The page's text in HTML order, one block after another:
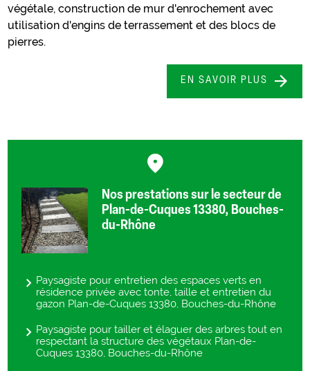
végétale, construction de mur d'enrochement avec
utilisation d'engins de terrassement et des blocs de
pierres.
EN SAVOIR PLUS
Nos prestations sur le secteur de
Plan-de-Cuques 13380, Bouches-
du-Rhône
Paysagiste pour entretien des espaces verts en
résidence privée avec tonte, taille et entretien du
gazon Plan-de-Cuques 13380, Bouches-du-Rhône
Paysagiste pour tailler et élaguer des arbres tout en
respectant la structure des végétaux Plan-de-
Cuques 13380, Bouches-du-Rhône